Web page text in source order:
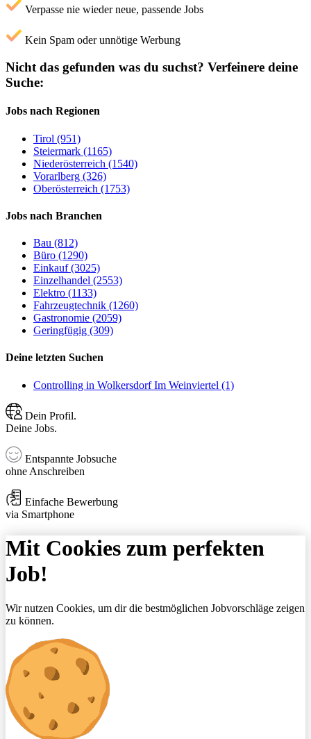
Verpasse nie wieder neue, passende Jobs
Kein Spam oder unnötige Werbung
Nicht das gefunden was du suchst? Verfeinere deine
Suche:
Jobs nach Regionen
Tirol (951)
Steiermark (1165)
Niederösterreich (1540)
Vorarlberg (326)
Oberösterreich (1753)
Jobs nach Branchen
Bau (812)
Büro (1290)
Einkauf (3025)
Einzelhandel (2553)
Elektro (1133)
Fahrzeugtechnik (1260)
Gastronomie (2059)
Geringfügig (309)
Deine letzten Suchen
Controlling in Wolkersdorf Im Weinviertel (1)
Dein Profil.
Deine Jobs.
Entspannte Jobsuche
ohne Anschreiben
Einfache Bewerbung
via Smartphone
Mit Cookies zum perfekten
Job!
Wir nutzen Cookies, um dir die bestmöglichen Jobvorschläge zeigen
zu können.